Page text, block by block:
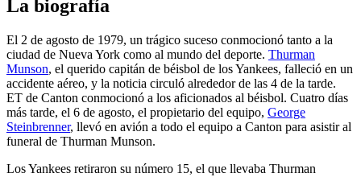
La biografía
El 2 de agosto de 1979, un trágico suceso conmocionó tanto a la
ciudad de Nueva York como al mundo del deporte. Thurman
Munson, el querido capitán de béisbol de los Yankees, falleció en un
accidente aéreo, y la noticia circuló alrededor de las 4 de la tarde.
ET de Canton conmocionó a los aficionados al béisbol. Cuatro días
más tarde, el 6 de agosto, el propietario del equipo, George
Steinbrenner, llevó en avión a todo el equipo a Canton para asistir al
funeral de Thurman Munson.
Los Yankees retiraron su número 15, el que llevaba Thurman